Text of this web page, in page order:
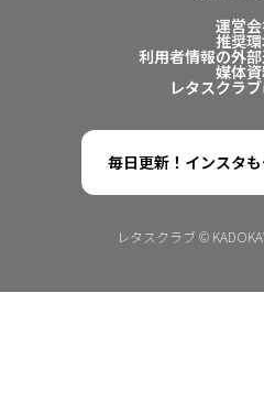
運営
推奨
利用者情報の外
媒体
レタスクラ
毎日更新！インスタも
レタスクラブ ©